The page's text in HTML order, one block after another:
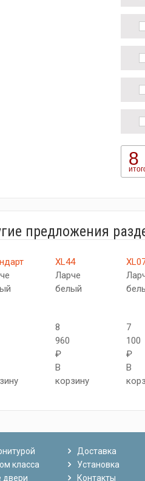
8
предложения
XL44
Ларче
белый
8
960
₽
В
корзину
7
100
₽
В
класса
двери
Доставка
Установка
Контакты